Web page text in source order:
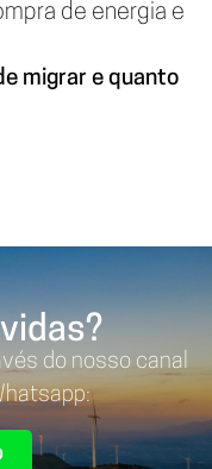
de energia e
migrar e quanto
do nosso canal